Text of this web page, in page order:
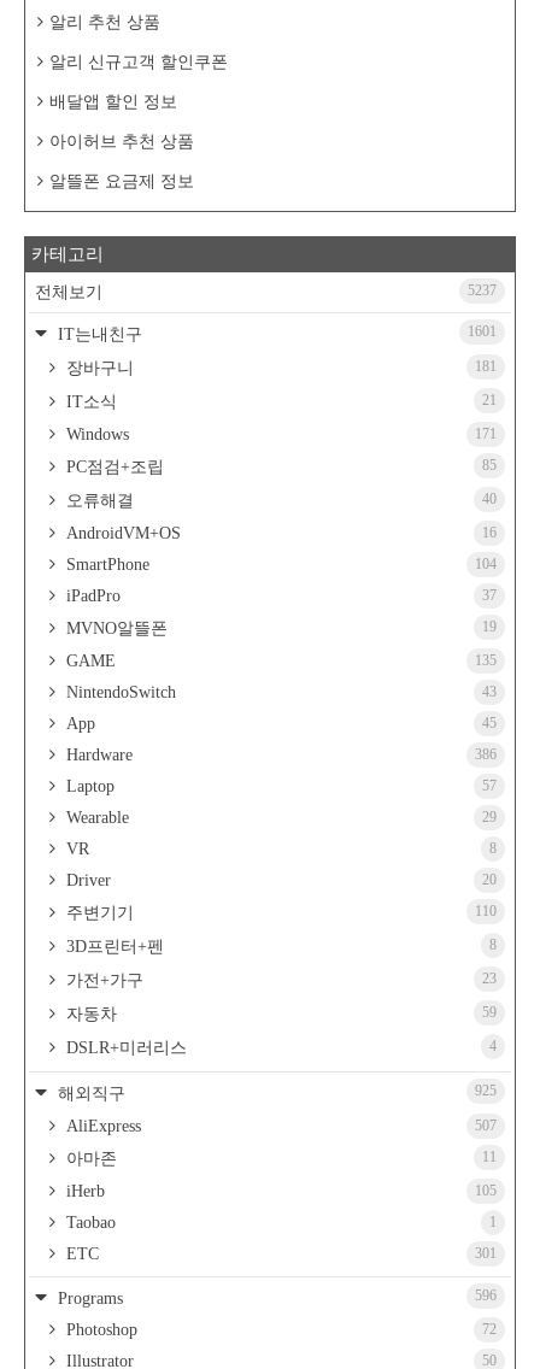
알리 추천 상품
알리 신규고객 할인쿠폰
배달앱 할인 정보
아이허브 추천 상품
알뜰폰 요금제 정보
카테고리
전체보기 5237
IT는내친구 1601
장바구니 181
IT소식 21
Windows 171
PC점검+조립 85
오류해결 40
AndroidVM+OS 16
SmartPhone 104
iPadPro 37
MVNO알뜰폰 19
GAME 135
NintendoSwitch 43
App 45
Hardware 386
Laptop 57
Wearable 29
VR 8
Driver 20
주변기기 110
3D프린터+펜 8
가전+가구 23
자동차 59
DSLR+미러리스 4
해외직구 925
AliExpress 507
아마존 11
iHerb 105
Taobao 1
ETC 301
Programs 596
Photoshop 72
Illustrator 50